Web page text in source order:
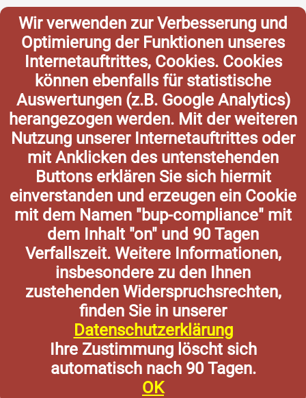
Wir verwenden zur Verbesserung und
Optimierung der Funktionen unseres
Internetauftrittes, Cookies. Cookies
können ebenfalls für statistische
Auswertungen (z.B. Google Analytics)
herangezogen werden. Mit der weiteren
Nutzung unserer Internetauftrittes oder
mit Anklicken des untenstehenden
Buttons erklären Sie sich hiermit
einverstanden und erzeugen ein Cookie
mit dem Namen "bup-compliance" mit
dem Inhalt "on" und 90 Tagen
Verfallszeit. Weitere Informationen,
insbesondere zu den Ihnen
zustehenden Widerspruchsrechten,
finden Sie in unserer
Datenschutzerklärung
Ihre Zustimmung löscht sich
automatisch nach 90 Tagen.
OK